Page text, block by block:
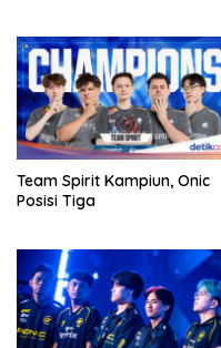
Team Spirit Kampiun, Onic
Posisi Tiga